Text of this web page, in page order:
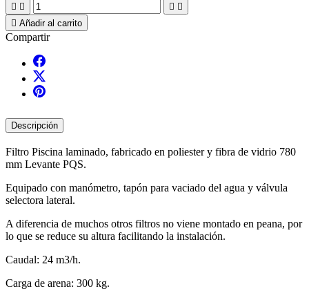
   
 Añadir al carrito
Compartir
Descripción
Filtro Piscina laminado, fabricado en poliester y fibra de vidrio 780
mm Levante PQS.
Equipado con manómetro, tapón para vaciado del agua y válvula
selectora lateral.
A diferencia de muchos otros filtros no viene montado en peana, por
lo que se reduce su altura facilitando la instalación.
Caudal: 24 m3/h.
Carga de arena: 300 kg.